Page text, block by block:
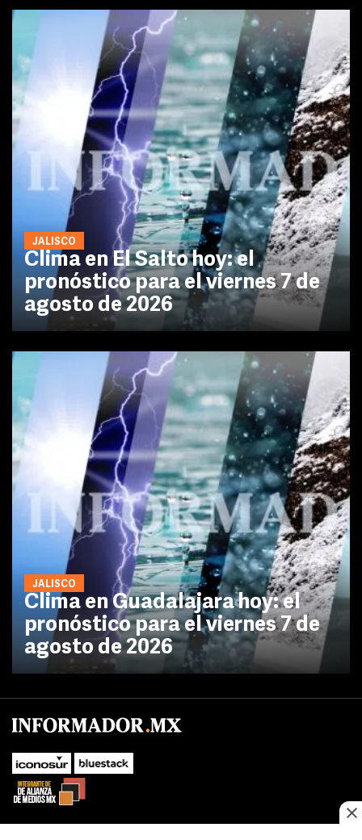
JALISCO
Clima en El Salto hoy: el
pronóstico para el viernes 7 de
agosto de 2026
JALISCO
Clima en Guadalajara hoy: el
pronóstico para el viernes 7 de
agosto de 2026